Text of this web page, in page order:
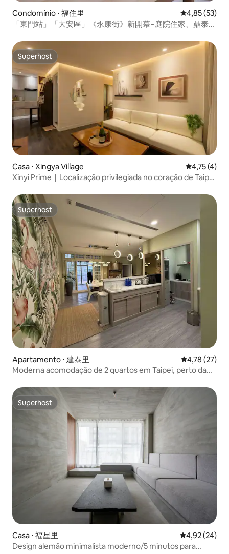
Condomínio ⋅ 福住里 4,85 de uma
4,85 (53)
「東門站」「大安區」《永康街》新開幕~庭院住家、鼎泰
Superhost
Superhost
Casa ⋅ Xingya Village 4,75 de
4,75 (4)
Xinyi Prime｜Localização privilegiada no coração de Taipei
｜Área de convivência de Taipei 101｜Um oásis urbano
tranquilo e confortável
Superhost
Superhost
Apartamento ⋅ 建泰里 4,78 de uma
4,78 (27)
Moderna acomodação de 2 quartos em Taipei, perto da
Superhost
Superhost
Casa ⋅ 福星里 4,92 de uma
4,92 (24)
Design alemão minimalista moderno/5 minutos para